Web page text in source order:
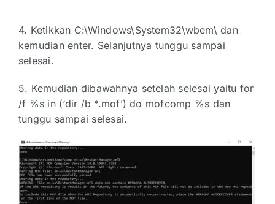
4. Ketikkan C:\Windows\System32\wbem\ dan
kemudian enter. Selanjutnya tunggu sampai
selesai.
5. Kemudian dibawahnya setelah selesai yaitu for
/f %s in (‘dir /b *.mof’) do mofcomp %s dan
tunggu sampai selesai.